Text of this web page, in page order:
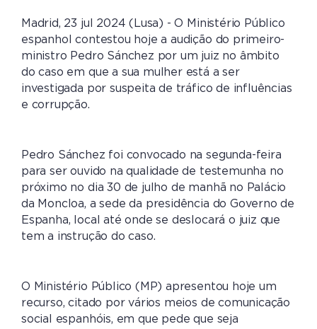
Madrid, 23 jul 2024 (Lusa) - O Ministério Público
espanhol contestou hoje a audição do primeiro-
ministro Pedro Sánchez por um juiz no âmbito
do caso em que a sua mulher está a ser
investigada por suspeita de tráfico de influências
e corrupção.
Pedro Sánchez foi convocado na segunda-feira
para ser ouvido na qualidade de testemunha no
próximo no dia 30 de julho de manhã no Palácio
da Moncloa, a sede da presidência do Governo de
Espanha, local até onde se deslocará o juiz que
tem a instrução do caso.
O Ministério Público (MP) apresentou hoje um
recurso, citado por vários meios de comunicação
social espanhóis, em que pede que seja